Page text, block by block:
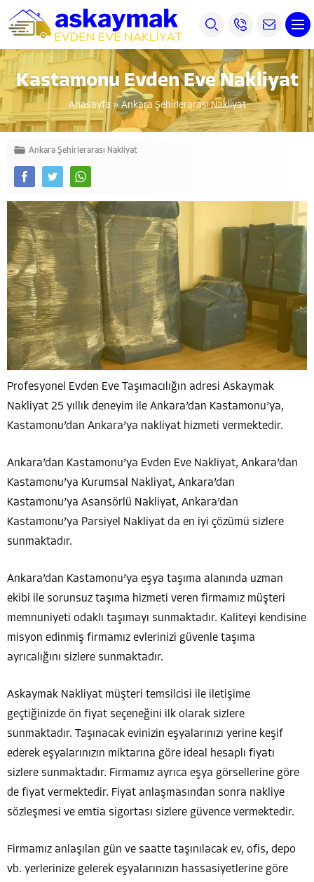
Kastamonu Evden Eve Nakliyat
Anasayfa » Ankara Şehirlerarası Nakliyat
Ankara Şehirlerarası Nakliyat
Profesyonel Evden Eve Taşımacılığın adresi Askaymak
Nakliyat 25 yıllık deneyim ile Ankara’dan Kastamonu’ya,
Kastamonu’dan Ankara’ya nakliyat hizmeti vermektedir.
Ankara’dan Kastamonu’ya Evden Eve Nakliyat, Ankara’dan
Kastamonu’ya Kurumsal Nakliyat, Ankara’dan
Kastamonu’ya Asansörlü Nakliyat, Ankara’dan
Kastamonu’ya Parsiyel Nakliyat da en iyi çözümü sizlere
sunmaktadır.
Ankara’dan Kastamonu’ya eşya taşıma alanında uzman
ekibi ile sorunsuz taşıma hizmeti veren firmamız müşteri
memnuniyeti odaklı taşımayı sunmaktadır. Kaliteyi kendisine
misyon edinmiş firmamız evlerinizi güvenle taşıma
ayrıcalığını sizlere sunmaktadır.
Askaymak Nakliyat müşteri temsilcisi ile iletişime
geçtiğinizde ön fiyat seçeneğini ilk olarak sizlere
sunmaktadır. Taşınacak evinizin eşyalarınızı yerine keşif
ederek eşyalarınızın miktarına göre ideal hesaplı fiyatı
sizlere sunmaktadır. Firmamız ayrıca eşya görsellerine göre
de fiyat vermektedir. Fiyat anlaşmasından sonra nakliye
sözleşmesi ve emtia sigortası sizlere güvence vermektedir.
Firmamız anlaşılan gün ve saatte taşınılacak ev, ofis, depo
vb. yerlerinize gelerek eşyalarınızın hassasiyetlerine göre